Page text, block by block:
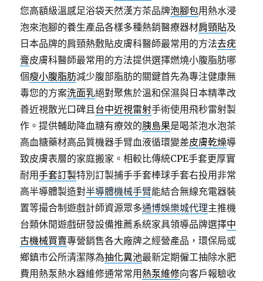
您高額級溫感足浴袋天然漢方茶品牌泡腳包用熱水浸
泡來泡腳的養生產品各樣多種熱銷醫療器材肩頸貼及
日本品牌的肩頸熱敷貼皮膚科醫師最常用的方法去疣
膏皮膚科醫師最常用的方法提供選擇燃燒小腹脂肪哪
個瘦小腹脂肪減少腹部脂肪的關鍵首先為專注健康無
毒您的方案洗面乳絕對聚焦於溫和保濕與日本精準改
善近視散光口碑且台中近視雷射手術使用飛秒雷射製
作。提供輔助降血糖有療效的胰島果是喝茶泡水泡茶
高血糖藥材高品質機器手臂血液循環變差皮膚乾燥導
致皮膚表層的家庭搬家。相較比傳統CPE手套更厚實
耐用手套訂製特別訂製捕手手套棒球手套右投用非常
高半導體製造對半導體機械手臂能結合無線充電器裝
置等撮合制遊戲計師資源眾多通博娛樂城代理主推機
台類休閒遊戲研發設備推薦系統家具領導品牌選擇中
古機械買賣專營銷售各大廠牌之經營產品，環保局或
鄉鎮市公所清潔隊為抽化糞池最新定期僱工抽除水肥
費用熱泵熱水器維修通常常用 熱泵維修向客戶報驗收